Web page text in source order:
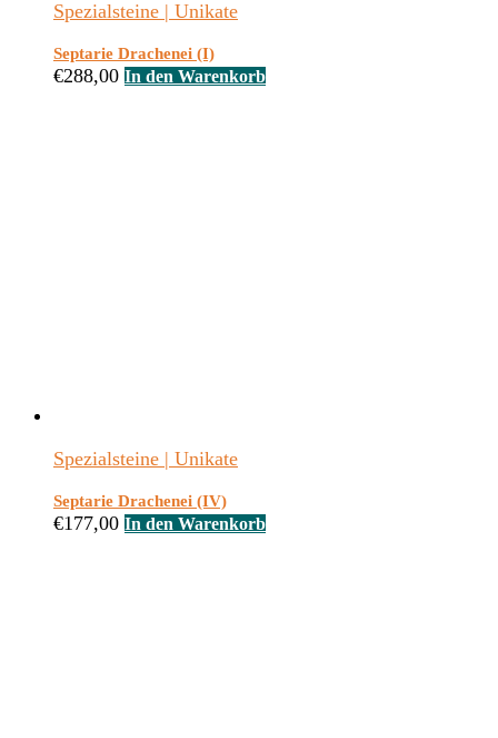
Spezialsteine | Unikate
Septarie Drachenei (I)
€288,00 In den Warenkorb
Spezialsteine | Unikate
Septarie Drachenei (IV)
€177,00 In den Warenkorb